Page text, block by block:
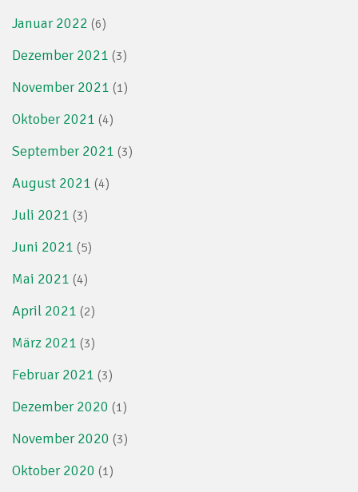
Januar 2022 (6)
Dezember 2021 (3)
November 2021 (1)
Oktober 2021 (4)
September 2021 (3)
August 2021 (4)
Juli 2021 (3)
Juni 2021 (5)
Mai 2021 (4)
April 2021 (2)
März 2021 (3)
Februar 2021 (3)
Dezember 2020 (1)
November 2020 (3)
Oktober 2020 (1)